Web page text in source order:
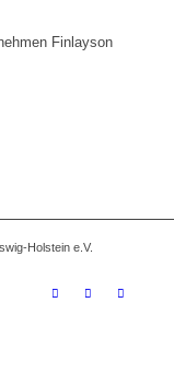
Finlayson
Holstein e.V.